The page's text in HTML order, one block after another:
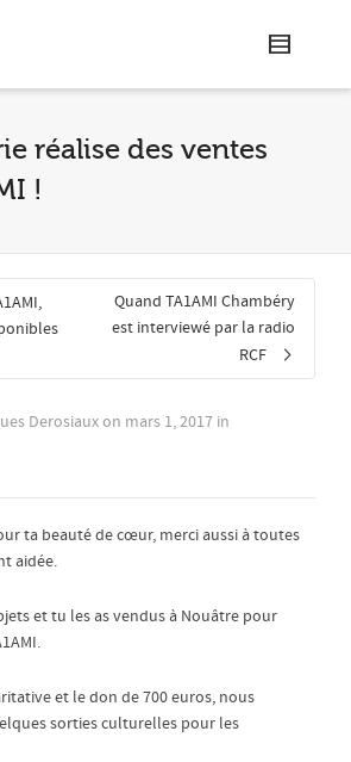
réalise des ventes
!
Quand TA1AMI Chambéry
est interviewé par la radio
RCF
Derosiauxon mars 1, 2017 in
ta beauté de cœur, merci aussi à toutes
aidée.
et tu les as vendus à Nouâtre pour
et le don de 700 euros, nous
sorties culturelles pour les